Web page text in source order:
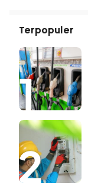
Terpopuler